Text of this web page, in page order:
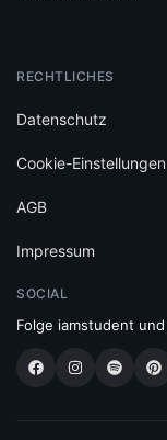
RECHTLICHES
Datenschutz
Cookie-Einstellungen
AGB
Impressum
SOCIAL
Folge iamstudent